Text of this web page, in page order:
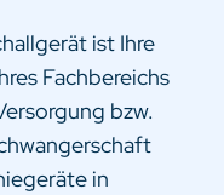
ist Ihre
Fachbereichs
bzw.
in